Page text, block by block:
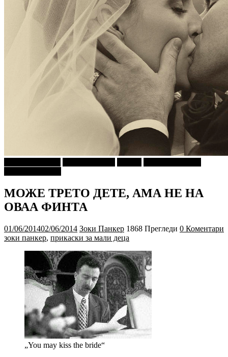
МОЖЕ ТРЕТО ДЕТЕ, АМА НЕ НА
ОВАА ФИНТА
01/06/201402/06/2014 Зоки Панкер 1868 Прегледи 0 Коментари
зоки панкер, прикаски за мали деца
„You may kiss the bride“